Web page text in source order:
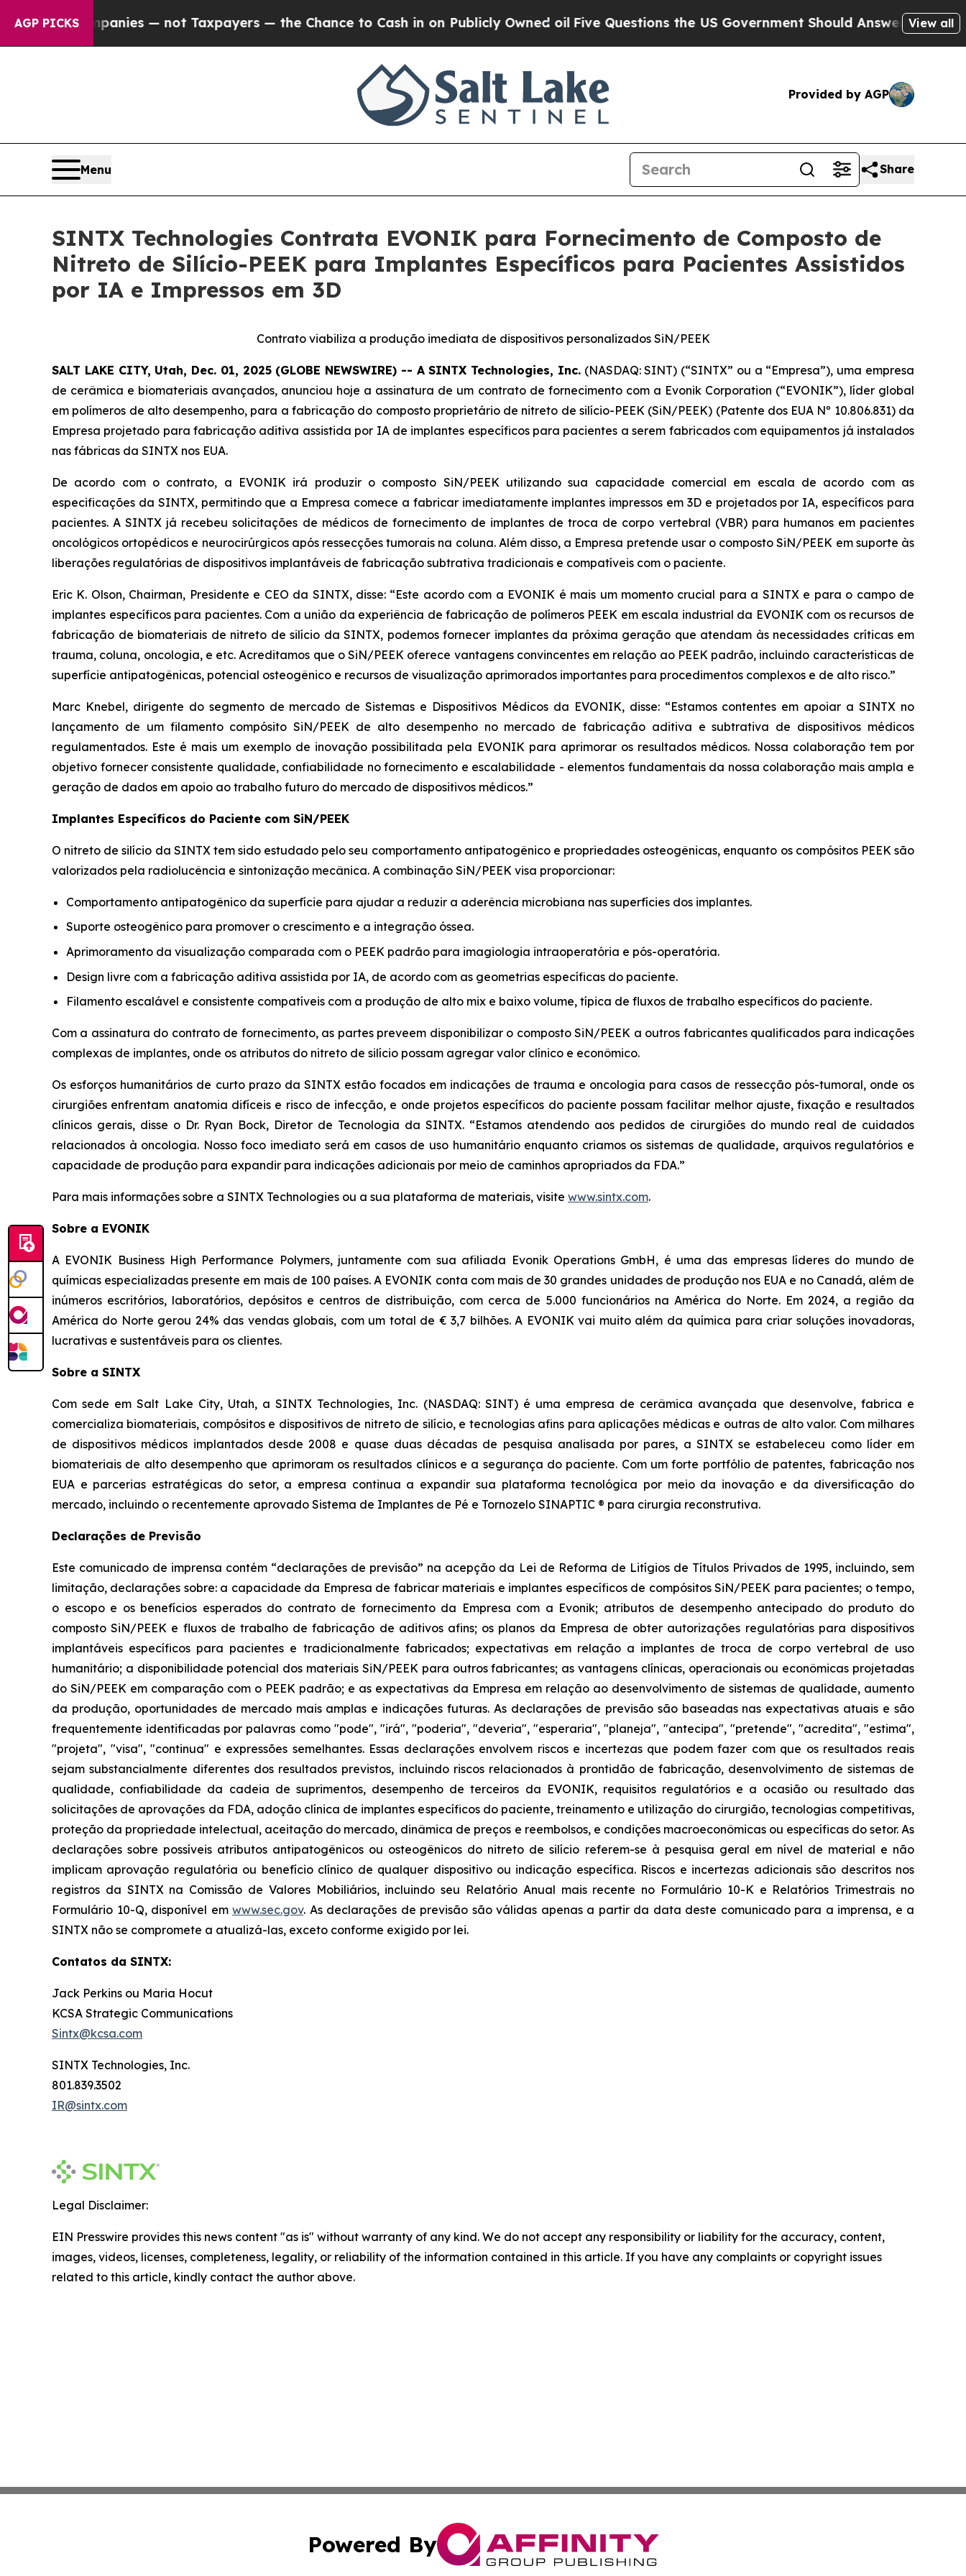
AGP PICKS— not Taxpayers — the Chance to Cash in on Publicly Owned oilFive Questions the US Government Should Answer About Its View all
Provided by AGP
Menu Share
SINTX Technologies Contrata EVONIK para Fornecimento de Composto de
Nitreto de Silício-PEEK para Implantes Específicos para Pacientes Assistidos
por IA e Impressos em 3D
Contrato viabiliza a produção imediata de dispositivos personalizados SiN/PEEK
SALT LAKE CITY, Utah, Dec. 01, 2025 (GLOBE NEWSWIRE) -- A SINTX Technologies, Inc.(NASDAQ: SINT) (“SINTX” ou a “Empresa”), uma empresa
de cerâmica e biomateriais avançados, anunciou hoje a assinatura de um contrato de fornecimento com a Evonik Corporation (“EVONIK”), líder global
em polímeros de alto desempenho, para a fabricação do composto proprietário de nitreto de silício-PEEK (SiN/PEEK) (Patente dos EUA Nº 10.806.831) da
Empresa projetado para fabricação aditiva assistida por IA de implantes específicos para pacientes a serem fabricados com equipamentos já instalados
nas fábricas da SINTX nos EUA.
De acordo com o contrato, a EVONIK irá produzir o composto SiN/PEEK utilizando sua capacidade comercial em escala de acordo com as
especificações da SINTX, permitindo que a Empresa comece a fabricar imediatamente implantes impressos em 3D e projetados por IA, específicos para
pacientes. A SINTX já recebeu solicitações de médicos de fornecimento de implantes de troca de corpo vertebral (VBR) para humanos em pacientes
oncológicos ortopédicos e neurocirúrgicos após ressecções tumorais na coluna. Além disso, a Empresa pretende usar o composto SiN/PEEK em suporte às
liberações regulatórias de dispositivos implantáveis de fabricação subtrativa tradicionais e compatíveis com o paciente.
Eric K. Olson, Chairman, Presidente e CEO da SINTX, disse: “Este acordo com a EVONIK é mais um momento crucial para a SINTX e para o campo de
implantes específicos para pacientes. Com a união da experiência de fabricação de polímeros PEEK em escala industrial da EVONIK com os recursos de
fabricação de biomateriais de nitreto de silício da SINTX, podemos fornecer implantes da próxima geração que atendam às necessidades críticas em
trauma, coluna, oncologia, e etc. Acreditamos que o SiN/PEEK oferece vantagens convincentes em relação ao PEEK padrão, incluindo características de
superfície antipatogênicas, potencial osteogênico e recursos de visualização aprimorados importantes para procedimentos complexos e de alto risco.”
Marc Knebel, dirigente do segmento de mercado de Sistemas e Dispositivos Médicos da EVONIK, disse: “Estamos contentes em apoiar a SINTX no
lançamento de um filamento compósito SiN/PEEK de alto desempenho no mercado de fabricação aditiva e subtrativa de dispositivos médicos
regulamentados. Este é mais um exemplo de inovação possibilitada pela EVONIK para aprimorar os resultados médicos. Nossa colaboração tem por
objetivo fornecer consistente qualidade, confiabilidade no fornecimento e escalabilidade - elementos fundamentais da nossa colaboração mais ampla e
geração de dados em apoio ao trabalho futuro do mercado de dispositivos médicos.”
Implantes Específicos do Paciente com SiN/PEEK
O nitreto de silício da SINTX tem sido estudado pelo seu comportamento antipatogênico e propriedades osteogênicas, enquanto os compósitos PEEK são
valorizados pela radiolucência e sintonização mecânica. A combinação SiN/PEEK visa proporcionar:
Comportamento antipatogênico da superfície para ajudar a reduzir a aderência microbiana nas superfícies dos implantes.
Suporte osteogênico para promover o crescimento e a integração óssea.
Aprimoramento da visualização comparada com o PEEK padrão para imagiologia intraoperatória e pós-operatória.
Design livre com a fabricação aditiva assistida por IA, de acordo com as geometrias específicas do paciente.
Filamento escalável e consistente compatíveis com a produção de alto mix e baixo volume, típica de fluxos de trabalho específicos do paciente.
Com a assinatura do contrato de fornecimento, as partes preveem disponibilizar o composto SiN/PEEK a outros fabricantes qualificados para indicações
complexas de implantes, onde os atributos do nitreto de silício possam agregar valor clínico e econômico.
Os esforços humanitários de curto prazo da SINTX estão focados em indicações de trauma e oncologia para casos de ressecção pós-tumoral, onde os
cirurgiões enfrentam anatomia difíceis e risco de infecção, e onde projetos específicos do paciente possam facilitar melhor ajuste, fixação e resultados
clínicos gerais, disse o Dr. Ryan Bock, Diretor de Tecnologia da SINTX. “Estamos atendendo aos pedidos de cirurgiões do mundo real de cuidados
relacionados à oncologia. Nosso foco imediato será em casos de uso humanitário enquanto criamos os sistemas de qualidade, arquivos regulatórios e
capacidade de produção para expandir para indicações adicionais por meio de caminhos apropriados da FDA.”
Para mais informações sobre a SINTX Technologies ou a sua plataforma de materiais, visite www.sintx.com.
Sobre a EVONIK
A EVONIK Business High Performance Polymers, juntamente com sua afiliada Evonik Operations GmbH, é uma das empresas líderes do mundo de
químicas especializadas presente em mais de 100 países. A EVONIK conta com mais de 30 grandes unidades de produção nos EUA e no Canadá, além de
inúmeros escritórios, laboratórios, depósitos e centros de distribuição, com cerca de 5.000 funcionários na América do Norte. Em 2024, a região da
América do Norte gerou 24% das vendas globais, com um total de € 3,7 bilhões. A EVONIK vai muito além da química para criar soluções inovadoras,
lucrativas e sustentáveis para os clientes.
Sobre a SINTX
Com sede em Salt Lake City, Utah, a SINTX Technologies, Inc. (NASDAQ: SINT) é uma empresa de cerâmica avançada que desenvolve, fabrica e
comercializa biomateriais, compósitos e dispositivos de nitreto de silício, e tecnologias afins para aplicações médicas e outras de alto valor. Com milhares
de dispositivos médicos implantados desde 2008 e quase duas décadas de pesquisa analisada por pares, a SINTX se estabeleceu como líder em
biomateriais de alto desempenho que aprimoram os resultados clínicos e a segurança do paciente. Com um forte portfólio de patentes, fabricação nos
EUA e parcerias estratégicas do setor, a empresa continua a expandir sua plataforma tecnológica por meio da inovação e da diversificação do
mercado, incluindo o recentemente aprovado Sistema de Implantes de Pé e Tornozelo SINAPTIC ® para cirurgia reconstrutiva.
Declarações de Previsão
Este comunicado de imprensa contém “declarações de previsão” na acepção da Lei de Reforma de Litígios de Títulos Privados de 1995, incluindo, sem
limitação, declarações sobre: a capacidade da Empresa de fabricar materiais e implantes específicos de compósitos SiN/PEEK para pacientes; o tempo,
o escopo e os benefícios esperados do contrato de fornecimento da Empresa com a Evonik; atributos de desempenho antecipado do produto do
composto SiN/PEEK e fluxos de trabalho de fabricação de aditivos afins; os planos da Empresa de obter autorizações regulatórias para dispositivos
implantáveis específicos para pacientes e tradicionalmente fabricados; expectativas em relação a implantes de troca de corpo vertebral de uso
humanitário; a disponibilidade potencial dos materiais SiN/PEEK para outros fabricantes; as vantagens clínicas, operacionais ou econômicas projetadas
do SiN/PEEK em comparação com o PEEK padrão; e as expectativas da Empresa em relação ao desenvolvimento de sistemas de qualidade, aumento
da produção, oportunidades de mercado mais amplas e indicações futuras. As declarações de previsão são baseadas nas expectativas atuais e são
frequentemente identificadas por palavras como "pode", "irá", "poderia", "deveria", "esperaria", "planeja", "antecipa", "pretende", "acredita", "estima",
"projeta", "visa", "continua" e expressões semelhantes. Essas declarações envolvem riscos e incertezas que podem fazer com que os resultados reais
sejam substancialmente diferentes dos resultados previstos, incluindo riscos relacionados à prontidão de fabricação, desenvolvimento de sistemas de
qualidade, confiabilidade da cadeia de suprimentos, desempenho de terceiros da EVONIK, requisitos regulatórios e a ocasião ou resultado das
solicitações de aprovações da FDA, adoção clínica de implantes específicos do paciente, treinamento e utilização do cirurgião, tecnologias competitivas,
proteção da propriedade intelectual, aceitação do mercado, dinâmica de preços e reembolsos, e condições macroeconômicas ou específicas do setor. As
declarações sobre possíveis atributos antipatogênicos ou osteogênicos do nitreto de silício referem-se à pesquisa geral em nível de material e não
implicam aprovação regulatória ou benefício clínico de qualquer dispositivo ou indicação específica. Riscos e incertezas adicionais são descritos nos
registros da SINTX na Comissão de Valores Mobiliários, incluindo seu Relatório Anual mais recente no Formulário 10-K e Relatórios Trimestrais no
Formulário 10-Q, disponível em www.sec.gov. As declarações de previsão são válidas apenas a partir da data deste comunicado para a imprensa, e a
SINTX não se compromete a atualizá-las, exceto conforme exigido por lei.
Contatos da SINTX:
Jack Perkins ou Maria Hocut
KCSA Strategic Communications
Sintx@kcsa.com
SINTX Technologies, Inc.
801.839.3502
IR@sintx.com
Legal Disclaimer:
EIN Presswire provides this news content "as is" without warranty of any kind. We do not accept any responsibility or liability for the accuracy, content,
images, videos, licenses, completeness, legality, or reliability of the information contained in this article. If you have any complaints or copyright issues
related to this article, kindly contact the author above.
Powered By